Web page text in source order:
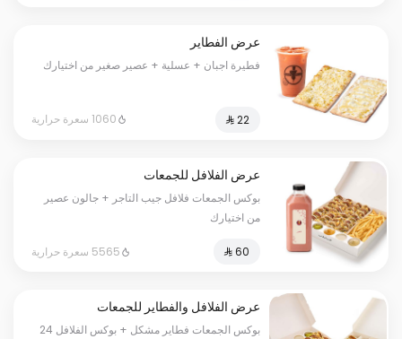
عرض الفطاير
فطيرة اجبان + عسلية + عصير صغير من اختيارك
⁨⁦‪‬ 22⁩ 1060 سعرة حرارية
عرض الفلافل للجمعات
بوكس الجمعات فلافل جيب التاجر + جالون عصير
من اختيارك
5565 سعرة حرارية
عرض الفلافل والفطاير للجمعات
بوكس الجمعات فطاير مشكل + بوكس الفلافل 24